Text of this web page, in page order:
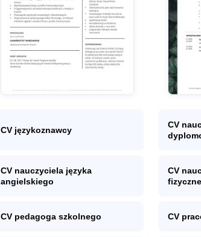
CV językoznawcy
CV
CV nauczyciela języka
angielskiego
CV
CV pedagoga szkolnego CV